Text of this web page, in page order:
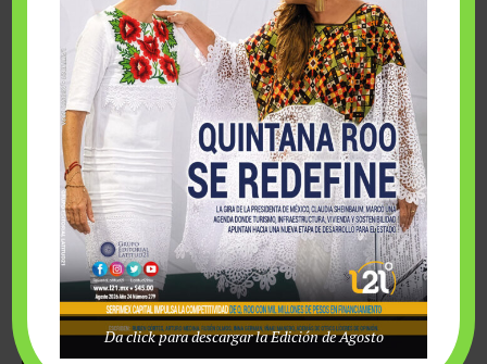
Fairmont Mayakoba y Make-A-Wish México unieron
esfuerzos para hacer realidad el deseo de una …
Da click para descargar la Edición de Agosto